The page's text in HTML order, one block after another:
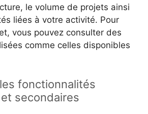
le volume de projets ainsi
liées à votre activité. Pour
vous pouvez consulter des
comme celles disponibles
fonctionnalités
secondaires